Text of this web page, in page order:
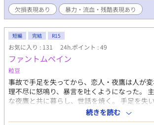
きた優しいオーガ……彼らに前世では経験でき
楽を与えられ、俺は過酷な世界で生きることを
性を襲えないから男から精液をもらうしかな
乱になっていくのは俺の流されやすい性格で
の身体のせいだと言い訳して、抱かれる悦びに
──── ────── ※暴力・流血・凌辱表現
数居る。主人公が嫌がっても痛がっても犯され
どが苦手な方は避けてください。 ※なんでも
遭う子が好きだよ！ という趣味がないなら避
別投稿の作品と同世界の物語ですが、キャラ
ぼリンクしないので気にしないでください自
欠損表現あり
暴力・流血・残酷表現あり
短編 完結 R15
お気に入り : 131 24h.ポイント : 49
ファントムペイン
粒豆
事故で手足を失ってから、恋人・夜鷹は人が変
理不尽に怒鳴り、暴言を吐くようになった。
な夜鷹と共に暮らし、世話を焼く。 手足を失
夜鷹の世話をするのは決して楽ではなかった
人との生活。鬱系BL。 ※四肢欠損などの特殊
続きを読む